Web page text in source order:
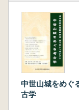
基調報告3
構」
基調報告4
と倭城一城郭
基調報告5
識」
付録I 九州大
中世山城をめぐ
古学